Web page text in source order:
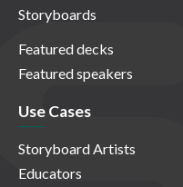
Storyboards
Featured decks
Featured speakers
Use Cases
Storyboard Artists
Educators